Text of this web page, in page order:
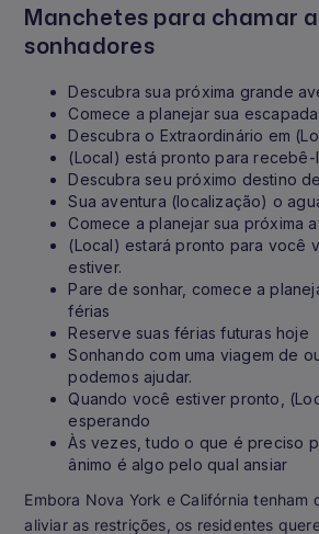
Manchetes para chamar
sonhadores
Descubra sua próxima grande
Comece a planejar sua escapada
Descubra o Extraordinário em
(Local) está pronto para
Descubra seu próximo destino
Sua aventura (localização) o
Comece a planejar sua próxima
(Local) estará pronto para você
estiver.
Pare de sonhar, comece a
férias
Reserve suas férias futuras hoje
Sonhando com uma viagem de
podemos ajudar.
Quando você estiver pronto,
esperando
Às vezes, tudo o que é preciso
ânimo é algo pelo qual ansiar
Embora Nova York e Califórnia tenham
aliviar as restrições, os residentes